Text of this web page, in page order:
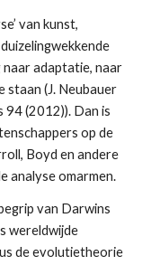
van kunst,
adaptatie, naar
staan (J. Neubauer
94 (2012)). Dan is
op de
Boyd en andere
analyse omarmen.
van Darwins
wereldwijde
de evolutietheorie